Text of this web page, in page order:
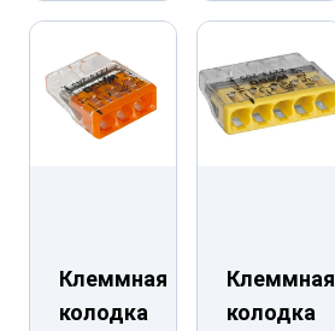
Клеммная
колодка
Клеммная
колодка